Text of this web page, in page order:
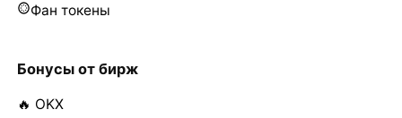
Фан токены
Бонусы от бирж
🔥 OKX